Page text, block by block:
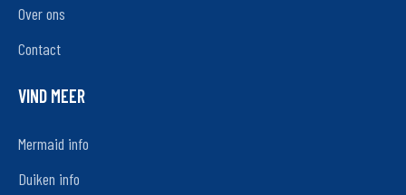
Over ons
Contact
VIND MEER
Mermaid info
Duiken info